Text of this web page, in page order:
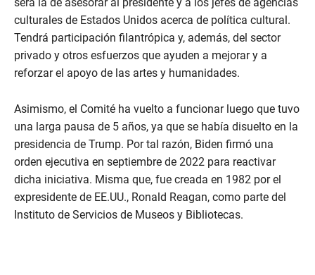
culturales de Estados Unidos acerca de política cultural.
Tendrá participación filantrópica y, además, del sector
privado y otros esfuerzos que ayuden a mejorar y a
reforzar el apoyo de las artes y humanidades.
Asimismo, el Comité ha vuelto a funcionar luego que tuvo
una larga pausa de 5 años, ya que se había disuelto en la
presidencia de Trump. Por tal razón, Biden firmó una
orden ejecutiva en septiembre de 2022 para reactivar
dicha iniciativa. Misma que, fue creada en 1982 por el
expresidente de EE.UU., Ronald Reagan, como parte del
Instituto de Servicios de Museos y Bibliotecas.